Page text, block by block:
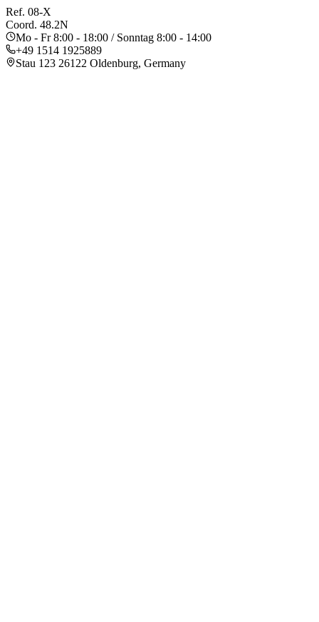
Ref. 08-X
Coord. 48.2N
Mo - Fr 8:00 - 18:00 / Sonntag 8:00 - 14:00
+49 1514 1925889
Stau 123 26122 Oldenburg, Germany